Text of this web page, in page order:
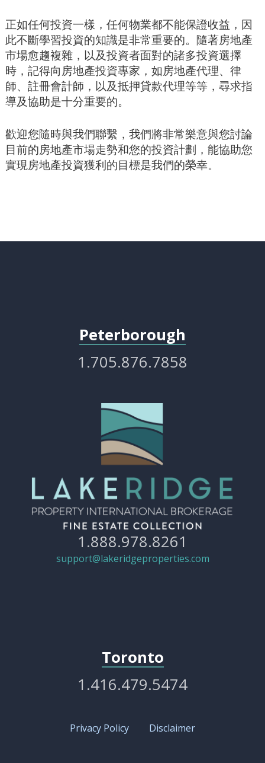
正如任何投資一樣，任何物業都不能保證收益，因
此不斷學習投資的知識是非常重要的。隨著房地產
市場愈趨複雜，以及投資者面對的諸多投資選擇
時，記得向房地產投資專家，如房地產代理、律
師、註冊會計師，以及抵押貸款代理等等，尋求指
導及協助是十分重要的。
歡迎您隨時與我們聯繫，我們將非常樂意與您討論
目前的房地產市場走勢和您的投資計劃，能協助您
實現房地產投資獲利的目標是我們的榮幸。
Peterborough
1.705.876.7858
1.888.978.8261
support@lakeridgeproperties.com
Toronto
1.416.479.5474
Privacy Policy Disclaimer